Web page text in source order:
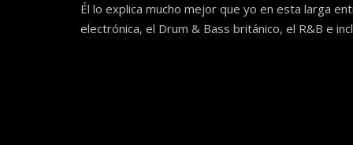
Él lo explica mucho mejor que yo en esta larga
electrónica, el Drum & Bass británico, el R&B e